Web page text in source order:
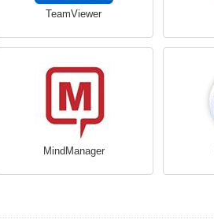
TeamViewer
MindManager